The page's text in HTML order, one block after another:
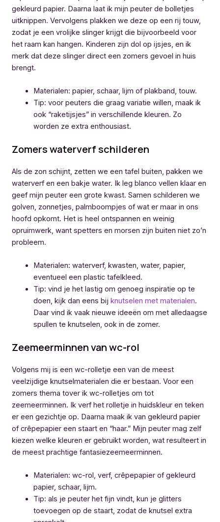
gekleurd papier. Daarna laat ik mijn peuter de bolletjes
uitknippen. Vervolgens plakken we deze op een rij touw,
zodat je een vrolijke slinger krijgt die bijvoorbeeld voor
het raam kan hangen. Kinderen zijn dol op ijsjes, en ik
merk dat deze slinger direct een zomers gevoel in huis
brengt.
Materialen: papier, schaar, lijm of plakband, touw.
Tip: voor peuters die graag variatie willen, maak ik
ook “raketijsjes” in verschillende kleuren. Zo
worden ze extra enthousiast.
Zomers waterverf schilderen
Als de zon schijnt, zetten we een tafel buiten, pakken we
waterverf en een bakje water. Ik leg blanco vellen klaar en
geef mijn peuter een grote kwast. Samen schilderen we
golven, zonnetjes, palmboompjes of wat er maar in ons
hoofd opkomt. Het is heel ontspannen en weinig
opruimwerk, want spetters en morsen zijn buiten niet zo’n
probleem.
Materialen: waterverf, kwasten, water, papier,
eventueel een plastic tafelkleed.
Tip: vind je het lastig om genoeg inspiratie op te
doen, kijk dan eens bij knutselen met materialen.
Daar vind ik vaak nieuwe ideeën om met alledaagse
spullen te knutselen, ook in de zomer.
Zeemeerminnen van wc-rol
Volgens mij is een wc-rolletje een van de meest
veelzijdige knutselmaterialen die er bestaan. Voor een
zomers thema tover ik wc-rolletjes om tot
zeemeerminnen. Ik verf het rolletje in huidskleur en teken
er een gezichtje op. Daarna maak ik van gekleurd papier
of crêpepapier een staart en “haar.” Mijn peuter mag zelf
kiezen welke kleuren er gebruikt worden, wat resulteert in
de meest prachtige fantasiezeemeerminnen.
Materialen: wc-rol, verf, crêpepapier of gekleurd
papier, schaar, lijm.
Tip: als je peuter het fijn vindt, kun je glitters
toevoegen op de staart, zodat de knutsel extra